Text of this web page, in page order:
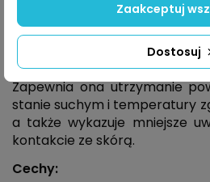
Ekologiczna przędza
specjalnie uprawianych
wyjątkową miękkością i
ciepła poprzez wchłanianie
Zapewnia ona utrzymanie
stanie suchym i temperatury
a także wykazuje mniejsze
kontakcie ze skórą.
Cechy:
Dostosuj
Zaakceptuj